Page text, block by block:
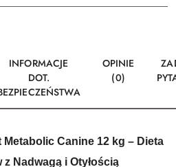
INFORMACJE
DOT.
OPINIE
(0)
Canine 12 kg – Dieta
Nadwagą i Otyłością